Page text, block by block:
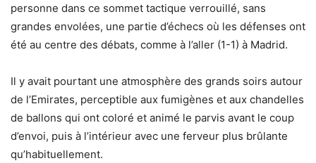
personne dans ce sommet tactique verrouillé, sans
grandes envolées, une partie d’échecs où les défenses ont
été au centre des débats, comme à l’aller (1-1) à Madrid.
Il y avait pourtant une atmosphère des grands soirs autour
de l’Emirates, perceptible aux fumigènes et aux chandelles
de ballons qui ont coloré et animé le parvis avant le coup
d’envoi, puis à l’intérieur avec une ferveur plus brûlante
qu’habituellement.